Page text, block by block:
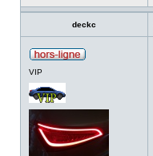
deckc
VIP